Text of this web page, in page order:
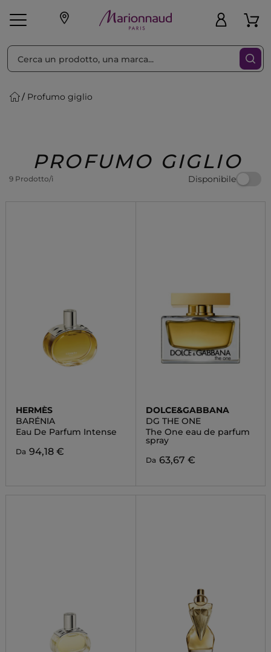
Make-up Profumi
Regalo
Profumo giglio
PROFUMO GIGLIO
9 Prodotto/i Disponibile
Ordina per Filtra
HERMÈS
BARÉNIA
Eau De Parfum Intense
Da 94,18 €
DOLCE&GABBANA
DG THE ONE
The One eau de parfum
spray
Da 63,67 €